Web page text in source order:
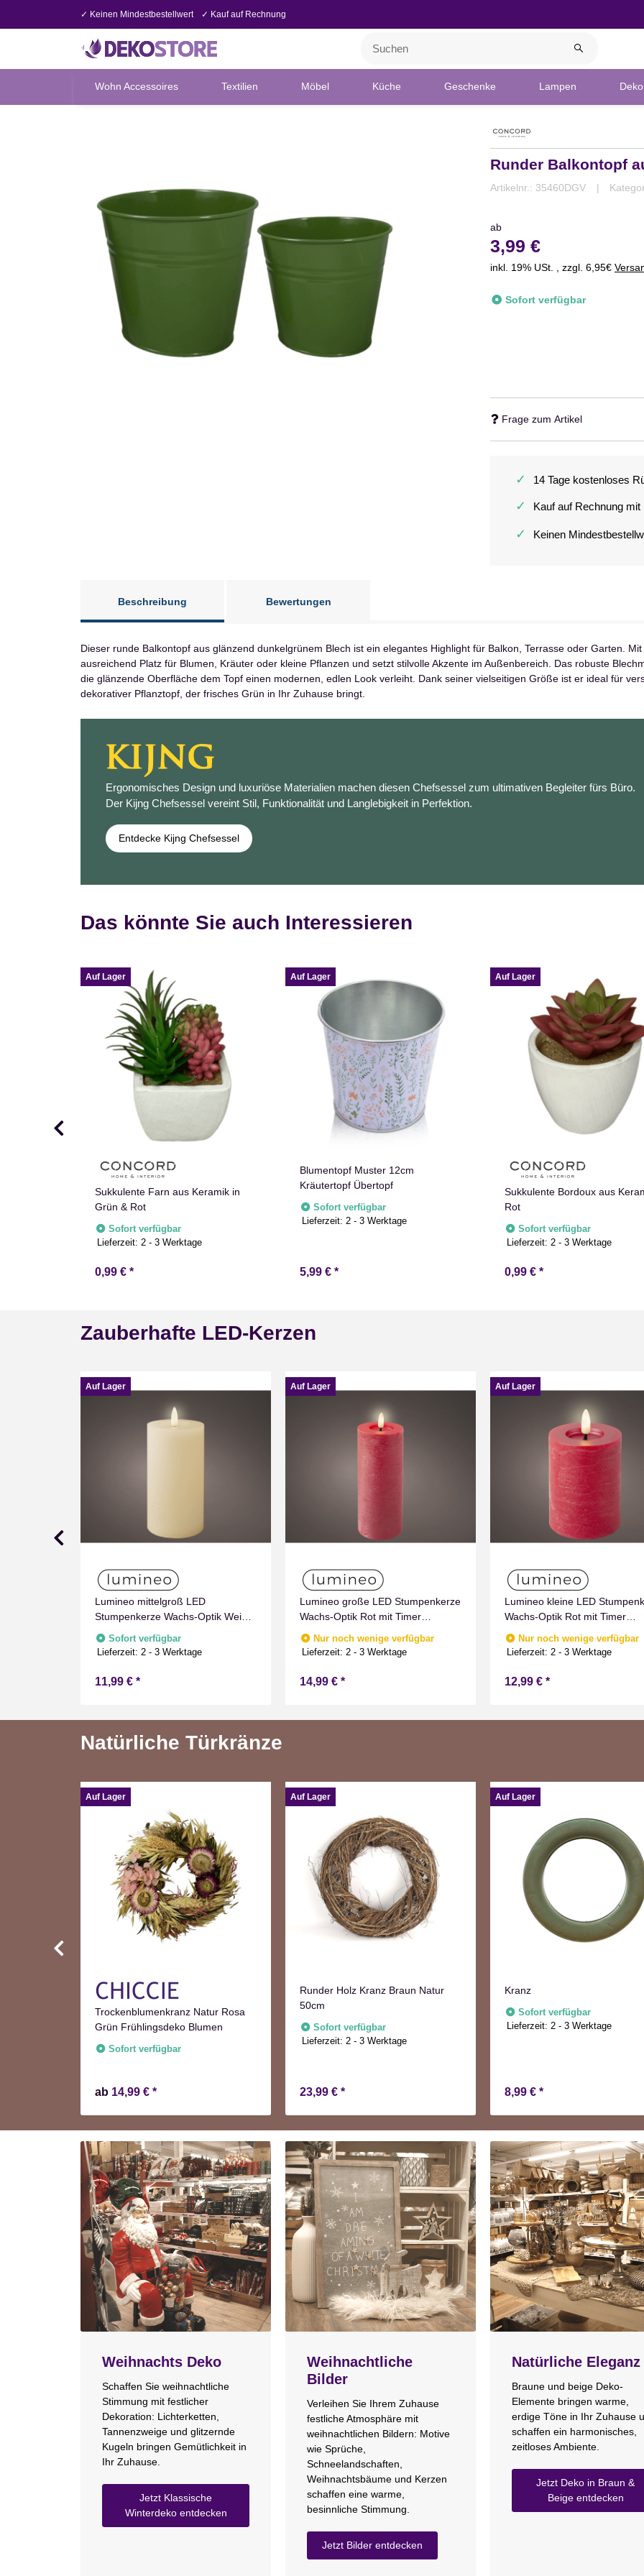
✓ Keinen Mindestbestellwert ✓ Kauf auf Rechnung
Wohn Accessoires Textilien Möbel Küche Geschenke Lampen
Runder Balkontopf
Artikelnr.: 35460DGV
ab
3,99 €
inkl. 19% USt. , zzgl. 6,95€
Sofort verfügbar
Frage zum Artikel
✓ 14 Tage kostenloses
✓ Kauf auf Rechnung mit
✓ Keinen
Beschreibung Bewertungen
Dieser runde Balkontopf aus glänzend dunkelgrünem Blech ist ein elegantes Highlight für Balkon, Terrasse oder Garten.
ausreichend Platz für Blumen, Kräuter oder kleine Pflanzen und setzt stilvolle Akzente im Außenbereich. Das robuste
die glänzende Oberfläche dem Topf einen modernen, edlen Look verleiht. Dank seiner vielseitigen Größe ist er ideal für
dekorativer Pflanztopf, der frisches Grün in Ihr Zuhause bringt.
Ergonomisches Design und luxuriöse Materialien machen diesen Chefsessel zum ultimativen Begleiter fürs Büro.
Der Kijng Chefsessel vereint Stil, Funktionalität und Langlebigkeit in Perfektion.
Entdecke Kijng Chefsessel
Das könnte Sie auch Interessieren
Auf Lager
Sukkulente Farn aus Keramik in
Grün & Rot
Sofort verfügbar
Lieferzeit: 2 - 3 Werktage
0,99 € *
Auf Lager
Blumentopf Muster 12cm
Kräutertopf Übertopf
Sofort verfügbar
Lieferzeit: 2 - 3 Werktage
5,99 € *
Auf Lager
Sukkulente Bordoux aus
Rot
Sofort verfügbar
Lieferzeit: 2 - 3 Werktage
0,99 € *
Zauberhafte LED-Kerzen
Auf Lager
Lumineo mittelgroß LED
Stumpenkerze Wachs-Optik Weiß
mit Timer Flammen Effect für
Drinnen Warmweiß 15 cm hoch
Sofort verfügbar
Lieferzeit:2 - 3 Werktage
11,99 € *
Auf Lager
Lumineo große LED Stumpenkerze
Wachs-Optik Rot mit Timer
Flammen Effect für Drinnen
Warmweiß 19 cm hoch
Nur noch wenige verfügbar
Lieferzeit:2 - 3 Werktage
14,99 € *
Auf Lager
Lumineo kleine LED
Wachs-Optik Rot mit Timer
Flammen Effect für Drinnen
Warmweiß 11 cm hoch
Nur noch wenige verfügbar
Lieferzeit:2 - 3 Werktage
12,99 € *
Natürliche Türkränze
Auf Lager
Trockenblumenkranz Natur Rosa
Grün Frühlingsdeko Blumen
Sofort verfügbar
ab 14,99 € *
Auf Lager
Runder Holz Kranz Braun Natur
50cm
Sofort verfügbar
Lieferzeit: 2 - 3 Werktage
23,99 € *
Auf Lager
Kranz
Sofort verfügbar
Lieferzeit: 2 - 3 Werktage
8,99 € *
Weihnachts Deko
Schaffen Sie weihnachtliche
Stimmung mit festlicher
Dekoration: Lichterketten,
Tannenzweige und glitzernde
Kugeln bringen Gemütlichkeit in
Ihr Zuhause.
Jetzt Klassische
Winterdeko entdecken
Weihnachtliche
Bilder
Verleihen Sie Ihrem Zuhause
festliche Atmosphäre mit
weihnachtlichen Bildern: Motive
wie Sprüche,
Schneelandschaften,
Weihnachtsbäume und Kerzen
schaffen eine warme,
besinnliche Stimmung.
Jetzt Bilder entdecken
Natürliche Eleganz
Braune und beige Deko-
Elemente bringen warme,
erdige Töne in Ihr Zuhause
schaffen ein harmonisches,
zeitloses Ambiente.
Jetzt Deko in Braun &
Beige entdecken